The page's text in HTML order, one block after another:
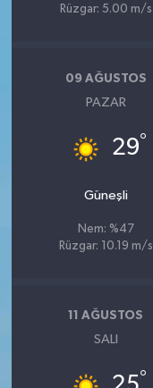
Rüzgar: 5.00 m/s
09 AĞUSTOS
PAZAR
29°
Güneşli
Nem: %47
Rüzgar: 10.19 m/s
11 AĞUSTOS
SALI
°